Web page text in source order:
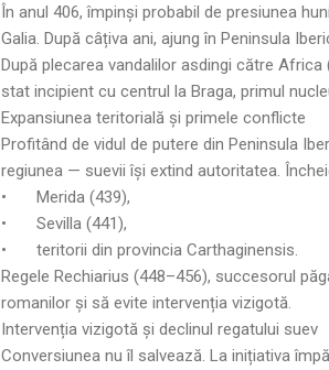
În anul 406, împinși probabil de presiunea
Galia. După câțiva ani, ajung în Peninsula
După plecarea vandalilor asdingi către
stat incipient cu centrul la Braga, primul
Expansiunea teritorială și primele conflicte
Profitând de vidul de putere din Peninsula
regiunea — suevii își extind autoritatea.
•
Merida (439),
•
Sevilla (441),
•
teritorii din provincia Carthaginensis.
Regele Rechiarius (448–456), succesorul
romanilor și să evite intervenția vizigotă.
Intervenția vizigotă și declinul regatului suev
Conversiunea nu îl salvează. La inițiativa